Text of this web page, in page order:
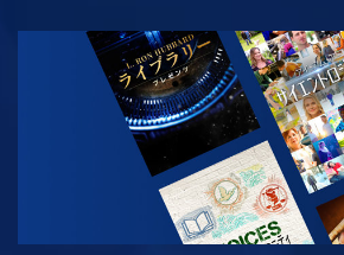
観る